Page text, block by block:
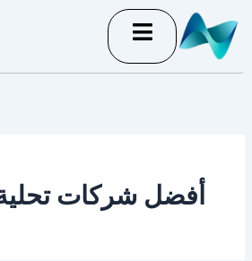
إلى
المحتوى
أفضل شركات تحلية